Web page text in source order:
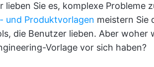
lieben Sie es, komplexe Probleme
und Produktvorlagen meistern Sie
die Benutzer lieben. Aber woher
Vorlage vor sich haben?